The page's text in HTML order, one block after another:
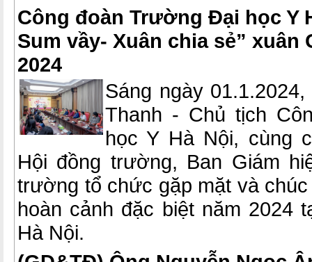
Công đoàn Trường Đại học Y
Sum vầy- Xuân chia sẻ” xuân
2024
Sáng ngày
Thanh - Chủ tịch
học Y Hà Nội, cùng
Hội đồng trường, Ban Giám
trường tổ chức gặp mặt và
hoàn cảnh đặc biệt năm 2024
Hà Nội.